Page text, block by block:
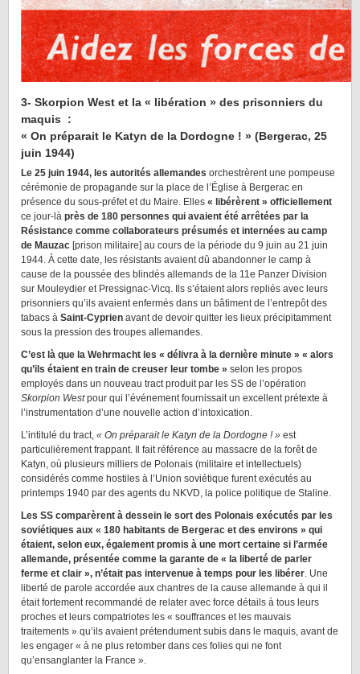
3- Skorpion West et la « libération » des prisonniers du
maquis :
« On préparait le Katyn de la Dordogne ! » (Bergerac, 25
juin 1944)
Le 25 juin 1944, les autorités allemandes orchestrèrent une pompeuse
cérémonie de propagande sur la place de l’Église à Bergerac en
présence du sous-préfet et du Maire. Elles « libérèrent » officiellement
ce jour-là près de 180 personnes qui avaient été arrêtées par la
Résistance comme collaborateurs présumés et internées au camp
de Mauzac [prison militaire] au cours de la période du 9 juin au 21 juin
1944. À cette date, les résistants avaient dû abandonner le camp à
cause de la poussée des blindés allemands de la 11e Panzer Division
sur Mouleydier et Pressignac-Vicq. Ils s’étaient alors repliés avec leurs
prisonniers qu’ils avaient enfermés dans un bâtiment de l’entrepôt des
tabacs à Saint-Cyprien avant de devoir quitter les lieux précipitamment
sous la pression des troupes allemandes.
C’est là que la Wehrmacht les « délivra à la dernière minute » « alors
qu’ils étaient en train de creuser leur tombe » selon les propos
employés dans un nouveau tract produit par les SS de l’opération
Skorpion Westpour qui l’événement fournissait un excellent prétexte à
l’instrumentation d’une nouvelle action d’intoxication.
L’intitulé du tract, « On préparait le Katyn de la Dordogne ! » est
particulièrement frappant. Il fait référence au massacre de la forêt de
Katyn, où plusieurs milliers de Polonais (militaire et intellectuels)
considérés comme hostiles à l’Union soviétique furent exécutés au
printemps 1940 par des agents du NKVD, la police politique de Staline.
Les SS comparèrent à dessein le sort des Polonais exécutés par les
soviétiques aux « 180 habitants de Bergerac et des environs » qui
étaient, selon eux, également promis à une mort certaine si l’armée
allemande, présentée comme la garante de « la liberté de parler
ferme et clair », n’était pas intervenue à temps pour les libérer. Une
liberté de parole accordée aux chantres de la cause allemande à qui il
était fortement recommandé de relater avec force détails à tous leurs
proches et leurs compatriotes les « souffrances et les mauvais
traitements » qu’ils avaient prétendument subis dans le maquis, avant de
les engager « à ne plus retomber dans ces folies qui ne font
qu’ensanglanter la France ».